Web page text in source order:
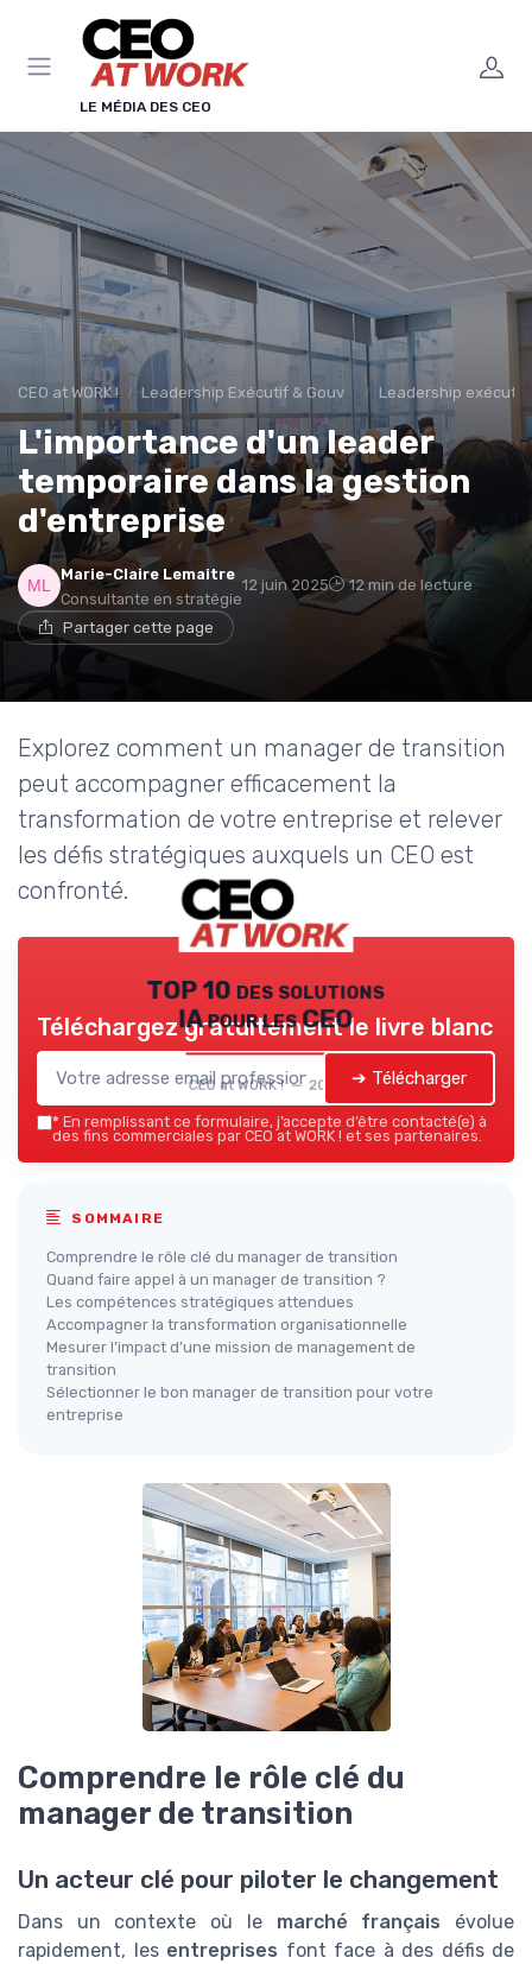
LE MÉDIA DES CEO
CEO at WORK ! Leadership Exécutif & Gouvernance Leadership exécutif
L'importance d'un leader
temporaire dans la gestion
d'entreprise
Marie-Claire Lemaitre
Consultante en stratégie
12 juin 2025 12 min de lecture
Partager cette page
Explorez comment un manager de transition
peut accompagner efficacement la
transformation de votre entreprise et relever
les défis stratégiques auxquels un CEO est
confronté.
TOP 10 des solutions
IA pour les CEO
CEO at WORK ! — 2026
Téléchargez gratuitement le livre blanc
➔ Télécharger
* En remplissant ce formulaire, j’accepte d’être contacté(e) à
des fins commerciales par CEO at WORK ! et ses partenaires.
SOMMAIRE
Comprendre le rôle clé du manager de transition
Quand faire appel à un manager de transition ?
Les compétences stratégiques attendues
Accompagner la transformation organisationnelle
Mesurer l’impact d’une mission de management de
transition
Sélectionner le bon manager de transition pour votre
entreprise
Comprendre le rôle clé du
manager de transition
Un acteur clé pour piloter le changement
Dans un contexte où le marché français évolue
rapidement, les entreprises font face à des défis de
Panneau de gestion des cookies